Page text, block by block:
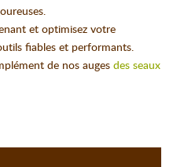
et optimisez votre
fiables et performants.
de nos auges des seaux